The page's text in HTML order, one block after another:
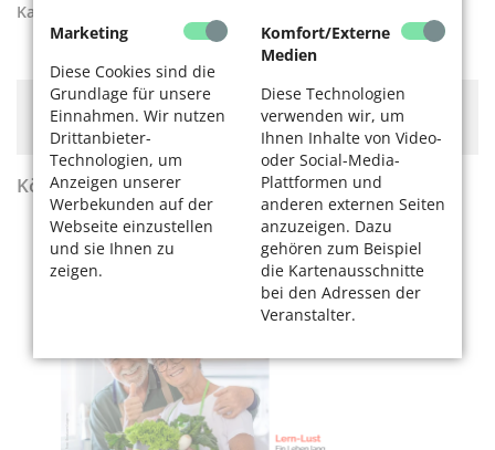
Marketing
Diese Cookies sind die
Grundlage für unsere
Einnahmen. Wir nutzen
Drittanbieter-
Technologien, um
Anzeigen unserer
Werbekunden auf der
Webseite einzustellen
und sie Ihnen zu
zeigen.
Komfort/Externe
Medien
Diese Technologien
verwenden wir, um
Ihnen Inhalte von Video-
oder Social-Media-
Plattformen und
anderen externen Seiten
anzuzeigen. Dazu
gehören zum Beispiel
die Kartenausschnitte
bei den Adressen der
Veranstalter.
Kategorien:
Hier könnte Werbung stehen, mit der wir uns
finanzieren. Bitte akzeptieren Sie dieCookie-Meldung
KölnerLeben Sommer 2026